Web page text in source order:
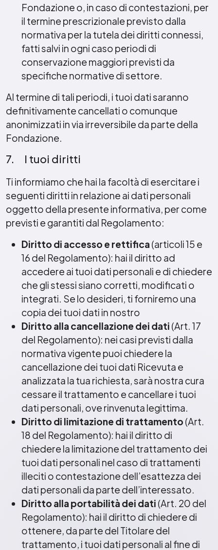
Fondazione o, in caso di contestazioni, per
il termine prescrizionale previsto dalla
normativa per la tutela dei diritti connessi,
fatti salvi in ogni caso periodi di
conservazione maggiori previsti da
specifiche normative di settore.
Al termine di tali periodi, i tuoi dati saranno
definitivamente cancellati o comunque
anonimizzati in via irreversibile da parte della
Fondazione.
7. I tuoi diritti
Ti informiamo che hai la facoltà di esercitare i
seguenti diritti in relazione ai dati personali
oggetto della presente informativa, per come
previsti e garantiti dal Regolamento:
Diritto di accesso e rettifica (articoli 15 e
16 del Regolamento): hai il diritto ad
accedere ai tuoi dati personali e di chiedere
che gli stessi siano corretti, modificati o
integrati. Se lo desideri, ti forniremo una
copia dei tuoi dati in nostro
Diritto alla cancellazione dei dati (Art. 17
del Regolamento): nei casi previsti dalla
normativa vigente puoi chiedere la
cancellazione dei tuoi dati Ricevuta e
analizzata la tua richiesta, sarà nostra cura
cessare il trattamento e cancellare i tuoi
dati personali, ove rinvenuta legittima.
Diritto di limitazione di trattamento (Art.
18 del Regolamento): hai il diritto di
chiedere la limitazione del trattamento dei
tuoi dati personali nel caso di trattamenti
illeciti o contestazione dell’esattezza dei
dati personali da parte dell’interessato.
Diritto alla portabilità dei dati (Art. 20 del
Regolamento): hai il diritto di chiedere di
ottenere, da parte del Titolare del
trattamento, i tuoi dati personali al fine di